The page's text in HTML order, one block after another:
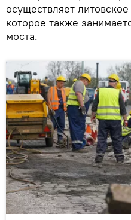
осуществляет
которое также
моста.